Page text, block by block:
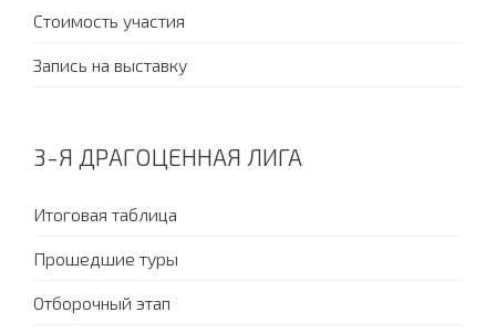
Стоимость участия
Запись на выставку
3-Я ДРАГОЦЕННАЯ ЛИГА
Итоговая таблица
Прошедшие туры
Отборочный этап